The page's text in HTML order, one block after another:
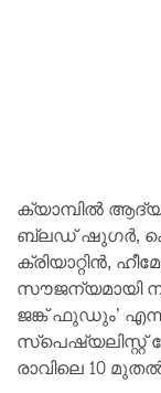
ക്യാമ്പിൽ
ബ്ലഡ് ഷുഗർ,
ക്രിയാറ്റിൻ,
സൗജന്യമായി
ജങ്ക് ഫുഡും’
സ്‌പെഷ്യലിസ്റ്റ്
രാവിലെ 10